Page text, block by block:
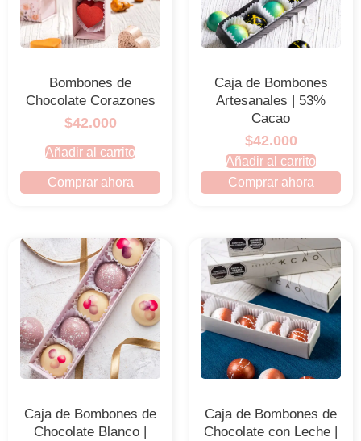
Bombones de
Chocolate Corazones
$42.000
Añadir al carrito
Comprar ahora
Caja de Bombones
Artesanales | 53%
Cacao
$42.000
Añadir al carrito
Comprar ahora
Caja de Bombones de
Chocolate Blanco |
Caja de Bombones de
Chocolate con Leche |